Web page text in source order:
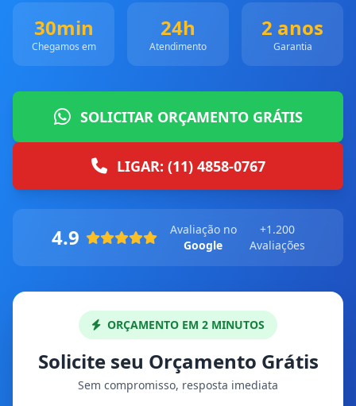
30min
Chegamos em
24h
Atendimento
2 anos
Garantia
SOLICITAR ORÇAMENTO GRÁTIS
LIGAR: (11) 4858-0767
4.9
Avaliação no
Google
+1.200
Avaliações
ORÇAMENTO EM 2 MINUTOS
Solicite seu Orçamento Grátis
Sem compromisso, resposta imediata